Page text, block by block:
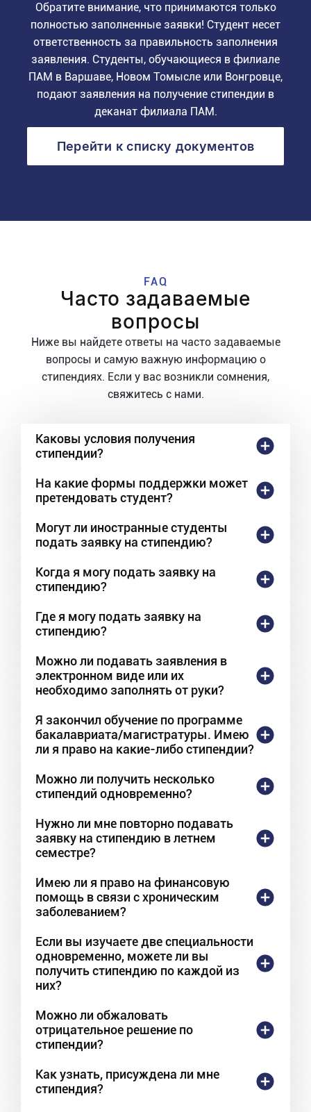
Обратите внимание, что принимаются только
полностью заполненные заявки! Студент несет
ответственность за правильность заполнения
заявления. Студенты, обучающиеся в филиале
ПАМ в Варшаве, Новом Томысле или Вонгровце,
подают заявления на получение стипендии в
деканат филиала ПАМ.
Перейти к списку документов
FAQ
Часто задаваемые
вопросы
Ниже вы найдете ответы на часто задаваемые
вопросы и самую важную информацию о
стипендиях. Если у вас возникли сомнения,
свяжитесь с нами.
Каковы условия получения
стипендии?
На какие формы поддержки может
претендовать студент?
Могут ли иностранные студенты
подать заявку на стипендию?
Когда я могу подать заявку на
стипендию?
Где я могу подать заявку на
стипендию?
Можно ли подавать заявления в
электронном виде или их
необходимо заполнять от руки?
Я закончил обучение по программе
бакалавриата/магистратуры. Имею
ли я право на какие-либо стипендии?
Можно ли получить несколько
стипендий одновременно?
Нужно ли мне повторно подавать
заявку на стипендию в летнем
семестре?
Имею ли я право на финансовую
помощь в связи с хроническим
заболеванием?
Если вы изучаете две специальности
одновременно, можете ли вы
получить стипендию по каждой из
них?
Можно ли обжаловать
отрицательное решение по
стипендии?
Как узнать, присуждена ли мне
стипендия?